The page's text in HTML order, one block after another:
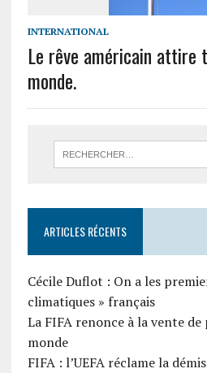
INTERNATIONAL
Le rêve américain attire
monde.
ARTICLES RÉCENTS
Cécile Duflot : On a les
climatiques » français
La FIFA renonce à la vente
monde
FIFA : l’UEFA réclame la